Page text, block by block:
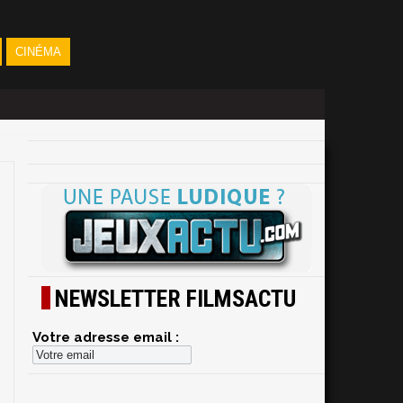
CINÉMA
NEWSLETTER FILMSACTU
Votre adresse email :